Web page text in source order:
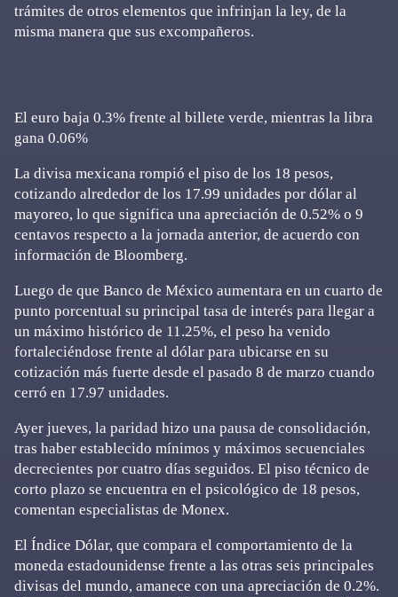
trámites de otros elementos que infrinjan la ley, de la
misma manera que sus excompañeros.
El euro baja 0.3% frente al billete verde, mientras la libra
gana 0.06%
La divisa mexicana rompió el piso de los 18 pesos,
cotizando alrededor de los 17.99 unidades por dólar al
mayoreo, lo que significa una apreciación de 0.52% o 9
centavos respecto a la jornada anterior, de acuerdo con
información de Bloomberg.
Luego de que Banco de México aumentara en un cuarto de
punto porcentual su principal tasa de interés para llegar a
un máximo histórico de 11.25%, el peso ha venido
fortaleciéndose frente al dólar para ubicarse en su
cotización más fuerte desde el pasado 8 de marzo cuando
cerró en 17.97 unidades.
Ayer jueves, la paridad hizo una pausa de consolidación,
tras haber establecido mínimos y máximos secuenciales
decrecientes por cuatro días seguidos. El piso técnico de
corto plazo se encuentra en el psicológico de 18 pesos,
comentan especialistas de Monex.
El Índice Dólar, que compara el comportamiento de la
moneda estadounidense frente a las otras seis principales
divisas del mundo, amanece con una apreciación de 0.2%.